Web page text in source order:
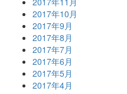
2017年10月
2017年9月
2017年8月
2017年7月
2017年6月
2017年5月
2017年4月